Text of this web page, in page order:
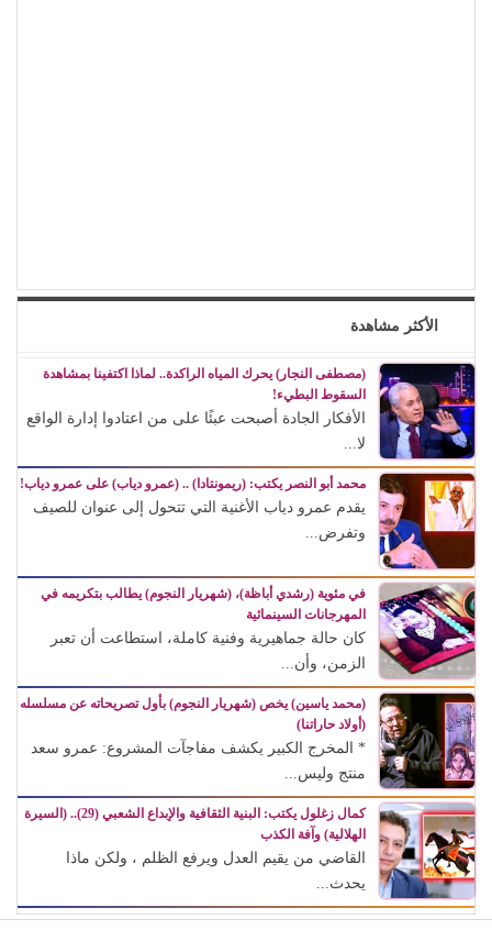
الأكثر مشاهدة
(مصطفى النجار) يحرك المياه الراكدة.. لماذا اكتفينا بمشاهدة
السقوط البطيء!
الأفكار الجادة أصبحت عبئًا على من اعتادوا إدارة الواقع
لا...
محمد أبو النصر يكتب: (ريمونتادا) .. (عمرو دياب) على عمرو دياب!
يقدم عمرو دياب الأغنية التي تتحول إلى عنوان للصيف
وتفرض...
في مئوية (رشدي أباظة)، (شهريار النجوم) يطالب بتكريمه في
المهرجانات السينمائية
كان حالة جماهيرية وفنية كاملة، استطاعت أن تعبر
الزمن، وأن...
(محمد ياسين) يخص (شهريار النجوم) بأول تصريحاته عن مسلسله
(أولاد حاراتنا)
* المخرج الكبير يكشف مفاجآت المشروع: عمرو سعد
منتج وليس...
كمال زغلول يكتب: البنية الثقافية والإبداع الشعبي (29).. (السيرة
الهلالية) وآفة الكذب
القاضي من يقيم العدل ويرفع الظلم ، ولكن ماذا
يحدث...